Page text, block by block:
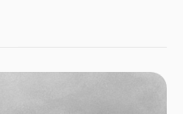
스 부통령이 대선 후보로 지명된
따온 겁니다. 미국 최초의 여성
마 전 대통령의 아내 미셸도 연단에
미국의 기본적인 가치를 이어가야